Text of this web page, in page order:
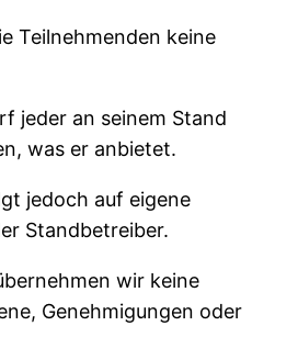
Teilnehmenden keine
jeder an seinem Stand
was er anbietet.
jedoch auf eigene
Standbetreiber.
wir keine
Genehmigungen oder